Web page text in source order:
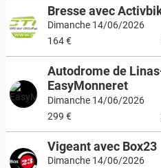
Bresse avec
Dimanche 14/06/2026
164 €
Autodrome de
EasyMonneret
Dimanche 14/06/2026
299 €
Vigeant avec Box23
Dimanche 14/06/2026